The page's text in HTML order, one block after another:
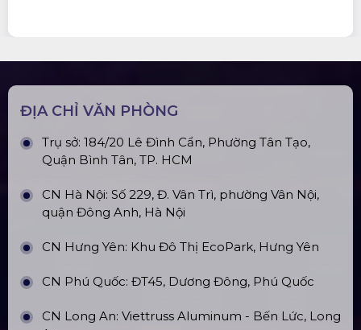
ĐỊA CHỈ VĂN PHÒNG
Trụ sở: 184/20 Lê Đình Cẩn, Phường Tân Tạo,
Quận Bình Tân, TP. HCM
CN Hà Nội: Số 229, Đ. Vân Trì, phường Vân Nội,
quận Đông Anh, Hà Nội
CN Hưng Yên: Khu Đô Thị EcoPark, Hưng Yên
CN Phú Quốc: ĐT45, Dương Đông, Phú Quốc
CN Long An: Viettruss Aluminum - Bến Lức, Long